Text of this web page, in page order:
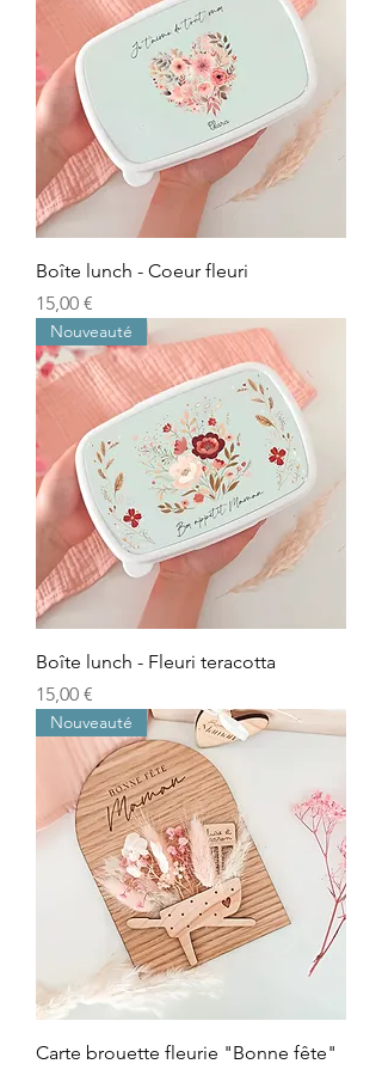
Boîte lunch - Coeur fleuri
Prix
15,00 €
Nouveauté
Boîte lunch - Fleuri teracotta
Prix
15,00 €
Nouveauté
Carte brouette fleurie "Bonne fête"